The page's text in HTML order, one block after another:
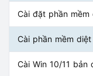
Cài đặt phần mềm
Cài phần mềm
Cài Win 10/11 bản